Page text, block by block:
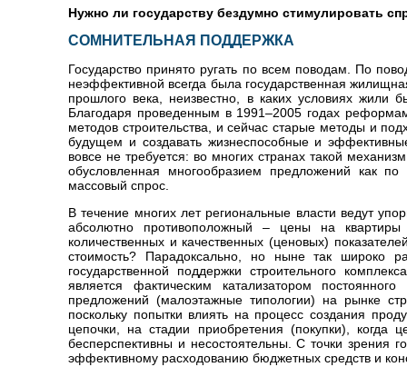
Нужно ли государству бездумно стимулировать
СОМНИТЕЛЬНАЯ ПОДДЕРЖКА
Государство принято ругать по всем поводам. По
неэффективной всегда была государственная
прошлого века, неизвестно, в каких условиях
Благодаря проведенным в 1991–2005 годах
методов строительства, и сейчас старые методы и
будущем и создавать жизнеспособные и
вовсе не требуется: во многих странах такой
обусловленная многообразием предложений как
массовый спрос.
В течение многих лет региональные власти ведут
абсолютно противоположный – цены на
количественных и качественных (ценовых)
стоимость? Парадоксально, но ныне так широко
государственной поддержки строительного
является фактическим катализатором
предложений (малоэтажные типологии) на рынке
поскольку попытки влиять на процесс создания
цепочки, на стадии приобретения (покупки),
бесперспективны и несостоятельны. С точки зрения
эффективному расходованию бюджетных средств и